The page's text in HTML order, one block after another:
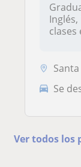
clases
Se
Ver todos los